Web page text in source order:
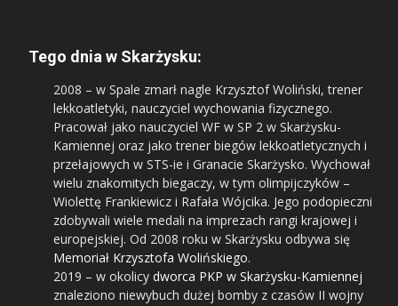
Tego dnia w Skarżysku:
2008 – w Spale zmarł nagle Krzysztof Woliński, trener
lekkoatletyki, nauczyciel wychowania fizycznego.
Pracował jako nauczyciel WF w SP 2 w Skarżysku-
Kamiennej oraz jako trener biegów lekkoatletycznych i
przełajowych w STS-ie i Granacie Skarżysko. Wychował
wielu znakomitych biegaczy, w tym olimpijczyków –
Wiolettę Frankiewicz i Rafała Wójcika. Jego podopieczni
zdobywali wiele medali na imprezach rangi krajowej i
europejskiej. Od 2008 roku w Skarżysku odbywa się
Memoriał Krzysztofa Wolińskiego.
2019 – w okolicy dworca PKP w Skarżysku-Kamiennej
znaleziono niewybuch dużej bomby z czasów II wojny